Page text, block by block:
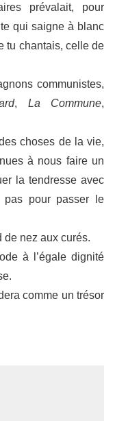
prévalait, pour
qui saigne à blanc
tu chantais, celle de
communistes,
, La Commune,
choses de la vie,
à nous faire un
la tendresse avec
pas pour passer le
de nez aux curés.
à l’égale dignité
comme un trésor